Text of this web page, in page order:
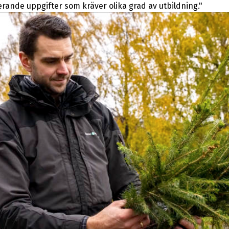
uppgifter som kräver olika grad av utbildning."